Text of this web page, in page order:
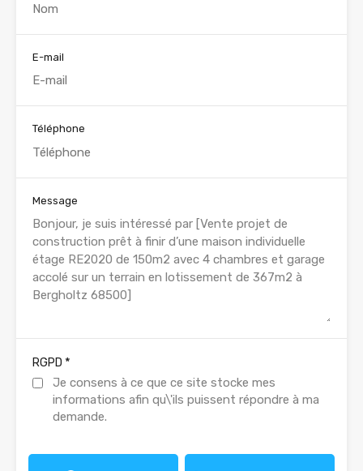
E-mail
Téléphone
Message
RGPD *
Je consens à ce que ce site stocke mes
informations afin qu\'ils puissent répondre à ma
demande.